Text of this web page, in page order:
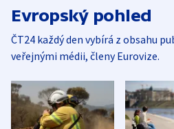
Evropský pohled
ČT24 každý den vybírá z obsahu
veřejnými médii, členy Eurovize.